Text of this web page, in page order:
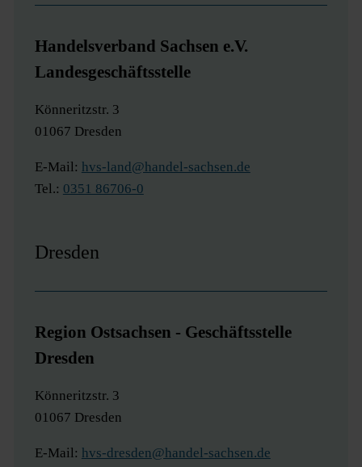
Handelsverband Sachsen e.V.
Landesgeschäftsstelle
Könneritzstr. 3
01067 Dresden
E-Mail: hvs-land@handel-sachsen.de
Tel.: 0351 86706-0
Dresden
Region Ostsachsen - Geschäftsstelle
Dresden
Könneritzstr. 3
01067 Dresden
E-Mail: hvs-dresden@handel-sachsen.de